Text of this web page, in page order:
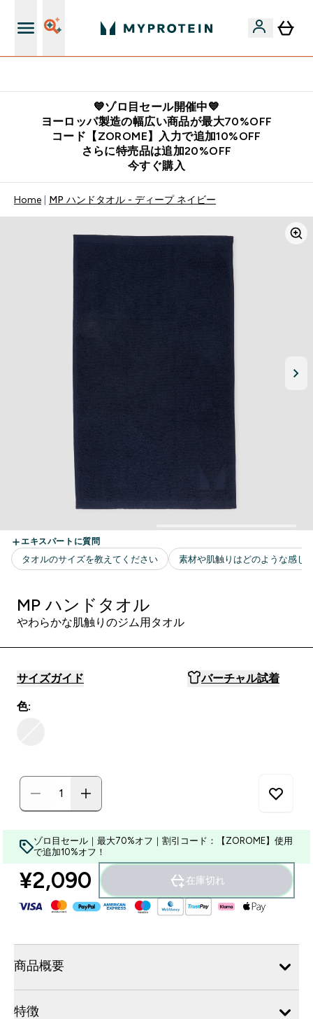
💙ゾロ目セール開催中💙
ヨーロッパ製造の幅広い商品が最大70%OFF
コード【ZOROME】入力で追加10%OFF
さらに特売品は追加20%OFF
今すぐ購入
Home MP ハンドタオル - ディープ ネイビー
MP ハンドタオル
やわらかな肌触りのジム用タオル
サイズガイド バーチャル試着
色:
ゾロ目セール｜最大70%オフ｜割引コード：【ZOROME】使用
で追加10%オフ！
¥2,090‎ 在庫切れ
商品概要
特徴